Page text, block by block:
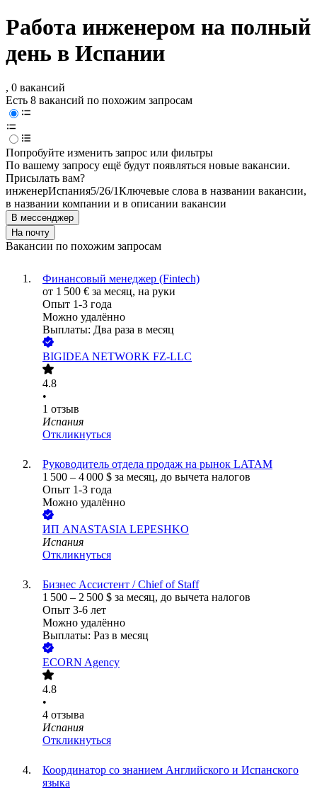
Работа инженером на полный
день в Испании
, 0 вакансий
Есть 8 вакансий по похожим запросам
Попробуйте изменить запрос или фильтры
По вашему запросу ещё будут появляться новые вакансии.
Присылать вам?
инженерИспания5/26/1Ключевые слова в названии вакансии,
в названии компании и в описании вакансии
В мессенджер
На почту
Вакансии по похожим запросам
Финансовый менеджер (Fintech)
от 1 500 € за месяц, на руки
Опыт 1-3 года
Можно удалённо
Выплаты: Два раза в месяц
BIGIDEA NETWORK FZ-LLC
4.8
•
1 отзыв
Испания
Откликнуться
Руководитель отдела продаж на рынок LATAM
1 500 – 4 000 $ за месяц, до вычета налогов
Опыт 1-3 года
Можно удалённо
ИП ANASTASIA LEPESHKO
Испания
Откликнуться
Бизнес Ассистент / Chief of Staff
1 500 – 2 500 $ за месяц, до вычета налогов
Опыт 3-6 лет
Можно удалённо
Выплаты: Раз в месяц
ECORN Agency
4.8
•
4 отзыва
Испания
Откликнуться
Координатор со знанием Английского и Испанского
языка